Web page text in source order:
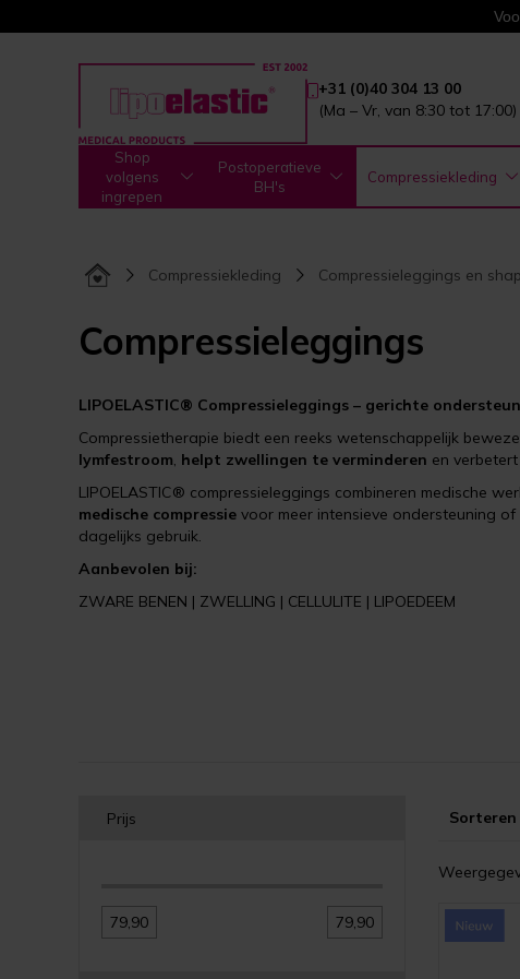
+31 (0)40 304 13 00
(Ma – Vr, van 8:30 tot 17:00)
Shop
volgens
ingrepen
Postoperatieve
BH's
Compressiekleding
Compressiekleding Compressieleggings en
Compressieleggings
LIPOELASTIC® Compressieleggings – gerichte
Compressietherapie biedt een reeks wetenschappelijk
lymfestroom, helpt zwellingen te verminderen en
LIPOELASTIC® compressieleggings combineren medische
medische compressie voor meer intensieve ondersteuning
dagelijks gebruik.
Aanbevolen bij:
ZWARE BENEN | ZWELLING | CELLULITE | LIPOEDEEM
Prijs
79,90 79,90
Sorteren